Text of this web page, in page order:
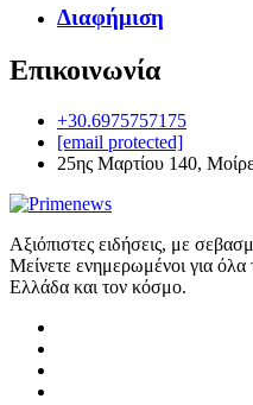
Διαφήμιση
Επικοινωνία
+30.6975757175
[email protected]
25ης Μαρτίου 140,
Αξιόπιστες ειδήσεις, με
Μείνετε ενημερωμένοι για όλα
Ελλάδα και τον κόσμο.